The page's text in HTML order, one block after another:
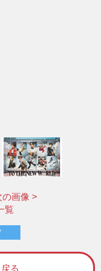
の画像 >
覧
る